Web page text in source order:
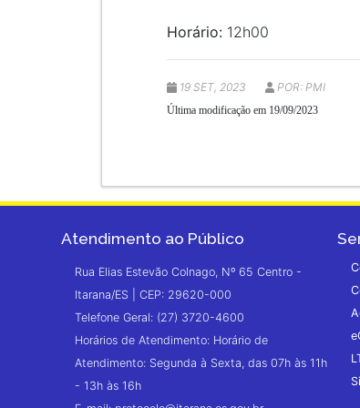
Horário: 12h00
19 SET, 2023 POR: PMI
Última modificação em 19/09/2023
Atendimento ao Público
Rua Elias Estevão Colnago, Nº 65 Centro -
Itarana/ES | CEP: 29620-000
Telefone Geral: (27) 3720-4600
Horários de Atendimento: Horário de
Atendimento: Segunda à Sexta, das 07h às 11h
- 13h às 16h